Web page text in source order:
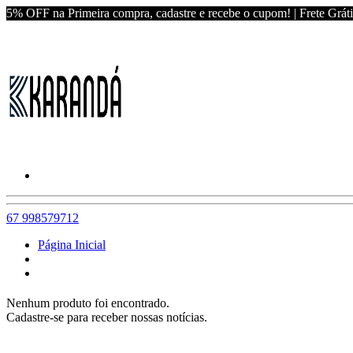
5% OFF na Primeira compra, cadastre e recebe o cupom! | Frete
67 998579712
Página Inicial
Nenhum produto foi encontrado.
Cadastre-se para receber nossas notícias.